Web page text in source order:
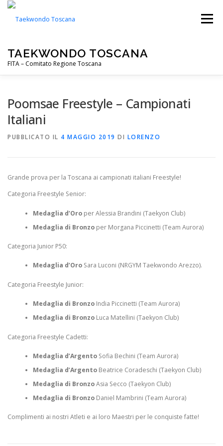
Passa
contenuto
TAEKWONDO TOSCANA
FITA – Comitato Regione Toscana
Menu
Poomsae Freestyle – Campionati
Italiani
PUBBLICATO IL 4 MAGGIO 2019 DI LORENZO
Grande prova per la Toscana ai campionati italiani Freestyle!
Categoria Freestyle Senior:
Medaglia d’Oroper Alessia Brandini (Taekyon Club)
Medaglia di Bronzoper Morgana Piccinetti (Team Aurora)
Categoria Junior P50:
Medaglia d’OroSara Luconi (NRGYM Taekwondo Arezzo).
Categoria Freestyle Junior:
Medaglia di BronzoIndia Piccinetti (Team Aurora)
Medaglia di BronzoLuca Matellini (Taekyon Club)
Categoria Freestyle Cadetti:
Medaglia d’ArgentoSofia Bechini (Team Aurora)
Medaglia d’ArgentoBeatrice Coradeschi (Taekyon Club)
Medaglia di BronzoAsia Secco (Taekyon Club)
Medaglia di BronzoDaniel Mambrini (Team Aurora)
Complimenti ai nostri Atleti e ai loro Maestri per le conquiste fatte!